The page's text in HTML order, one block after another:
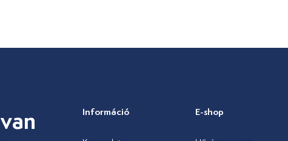
Információ E-shop